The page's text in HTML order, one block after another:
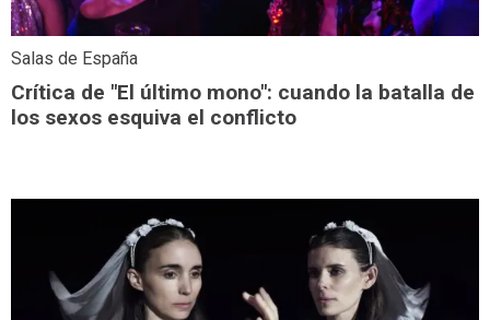
Salas de España
Crítica de "El último mono": cuando la batalla de
los sexos esquiva el conflicto